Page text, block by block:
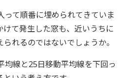
って順番に埋められてきていま
て発生した窓も、近いうちに
れるのではないでしょうか。
均線と25日移動平均線を下回っ